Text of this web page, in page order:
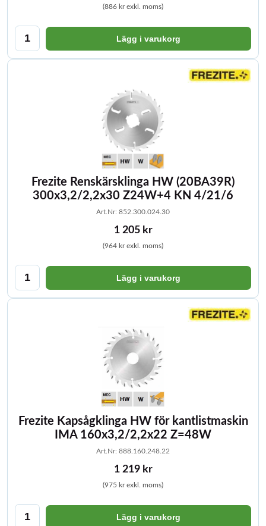
(886 kr exkl. moms)
Lägg i varukorg
Frezite Renskärsklinga HW (20BA39R)
300x3,2/2,2x30 Z24W+4 KN 4/21/6
Art.Nr: 852.300.024.30
1 205 kr
(964 kr exkl. moms)
Lägg i varukorg
Frezite Kapsågklinga HW för kantlistmaskin
IMA 160x3,2/2,2x22 Z=48W
Art.Nr: 888.160.248.22
1 219 kr
(975 kr exkl. moms)
Lägg i varukorg